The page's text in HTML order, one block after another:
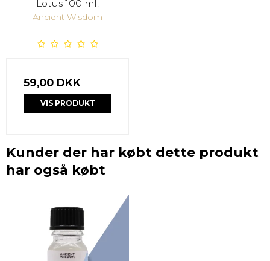
Lotus 100 ml.
Ancient Wisdom
59,00 DKK
VIS PRODUKT
Kunder der har købt dette produkt
har også købt